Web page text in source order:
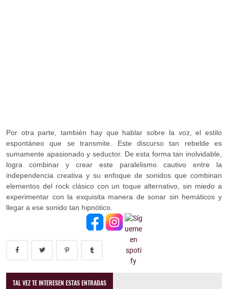
Por otra parte, también hay que hablar sobre la voz, el estilo
espontáneo que se transmite. Este discurso tan rebelde es
sumamente apasionado y seductor. De esta forma tan inolvidable,
logra combinar y crear este paralelismo cautivo entre la
independencia creativa y su enfoque de sonidos que combinan
elementos del rock clásico con un toque alternativo, sin miedo a
experimentar con la exquisita manera de sonar sin hemáticos y
llegar a ese sonido tan hipnótico.
TAL VEZ TE INTERESEN ESTAS ENTRADAS